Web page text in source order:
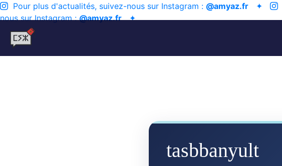
Pour plus d'actualités, suivez-nous sur Instagram : @amyaz.fr ✦
nous sur Instagram :@amyaz.fr✦
tasbbanyult